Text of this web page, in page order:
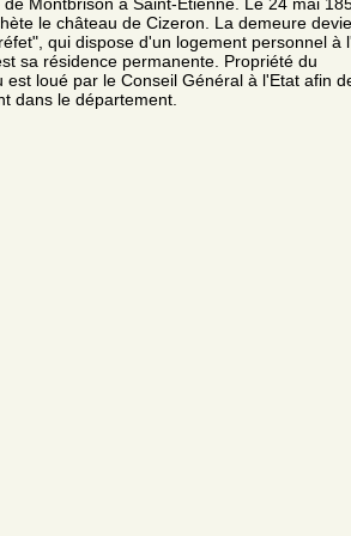
le château de Cizeron. La demeure
qui dispose d'un logement personnel à
sa résidence permanente. Propriété du
est loué par le Conseil Général à l'Etat afin
dans le département.